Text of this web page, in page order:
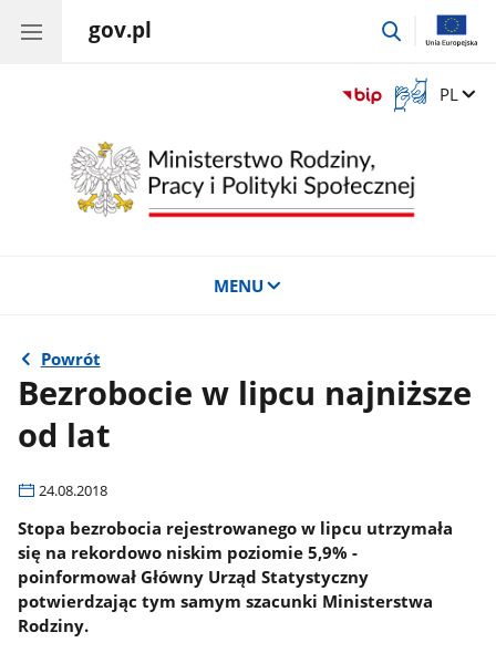
gov.pl
przejdź
Otwórz
okno
języka
migowego
Zmień
PL
MENU
Powrót
Bezrobocie w lipcu najniższe
od lat
24.08.2018
Stopa bezrobocia rejestrowanego w lipcu utrzymała
się na rekordowo niskim poziomie 5,9% -
poinformował Główny Urząd Statystyczny
potwierdzając tym samym szacunki Ministerstwa
Rodziny.